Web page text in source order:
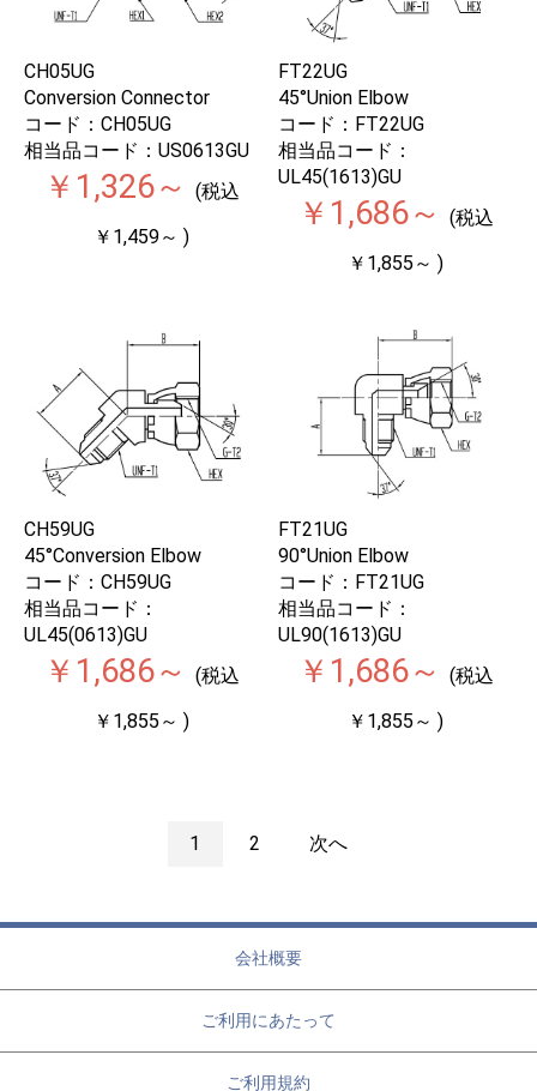
CH05UG
Conversion Connector
コード：CH05UG
相当品コード：US0613GU
￥1,326～
(税込
￥1,459～ )
FT22UG
45°Union Elbow
コード：FT22UG
相当品コード：
UL45(1613)GU
￥1,686～
(税込
￥1,855～ )
CH59UG
45°Conversion Elbow
コード：CH59UG
相当品コード：
UL45(0613)GU
￥1,686～
(税込
￥1,855～ )
FT21UG
90°Union Elbow
コード：FT21UG
相当品コード：
UL90(1613)GU
￥1,686～
(税込
￥1,855～ )
1 2 次へ
会社概要
ご利用にあたって
ご利用規約